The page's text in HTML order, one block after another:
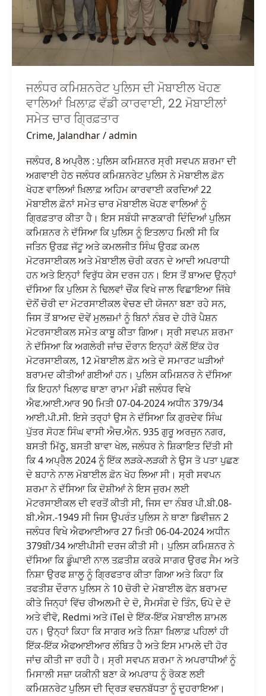
ਜਲੰਧਰ ਕਮਿਸ਼ਨਰੇਟ ਪੁਲਿਸ ਦੀ ਮੋਬਾਈਲ ਖੋਹਣ
ਵਾਲਿਆਂ ਖ਼ਿਲਾਫ਼ ਵੱਡੀ ਕਾਰਵਾਈ, 22 ਮੋਬਾਈਲਾਂ
ਸਮੇਤ ਚਾਰ ਗ੍ਰਿਫ਼ਤਾਰ
Crime, Jalandhar/admin
ਜਲੰਧਰ, 8 ਅਪ੍ਰੈਲ : ਪੁਲਿਸ ਕਮਿਸ਼ਨਰ ਸ੍ਰੀ ਸਵਪਨ ਸ਼ਰਮਾ ਦੀ
ਅਗਵਾਈ ਹੇਠ ਜਲੰਧਰ ਕਮਿਸ਼ਨਰੇਟ ਪੁਲਿਸ ਨੇ ਮੋਬਾਈਲ ਫ਼ੋਨ
ਖੋਹਣ ਵਾਲਿਆਂ ਖ਼ਿਲਾਫ਼ ਅਹਿਮ ਕਾਰਵਾਈ ਕਰਦਿਆਂ 22
ਮੋਬਾਈਲ ਫ਼ੋਨਾਂ ਸਮੇਤ ਚਾਰ ਮੋਬਾਈਲ ਖੋਹਣ ਵਾਲਿਆਂ ਨੂੰ
ਗ੍ਰਿਫ਼ਤਾਰ ਕੀਤਾ ਹੈ। ਇਸ ਸਬੰਧੀ ਜਾਣਕਾਰੀ ਦਿੰਦਿਆਂ ਪੁਲਿਸ
ਕਮਿਸ਼ਨਰ ਨੇ ਦੱਸਿਆ ਕਿ ਪੁਲਿਸ ਨੂੰ ਇਤਲਾਹ ਮਿਲੀ ਸੀ ਕਿ
ਜਤਿਨ ਉਰਫ਼ ਜੱਟੂ ਅਤੇ ਕਮਲਜੀਤ ਸਿੰਘ ਉਰਫ਼ ਕਮਲ
ਮੋਟਰਸਾਈਕਲ ਅਤੇ ਮੋਬਾਈਲ ਚੋਰੀ ਕਰਨ ਦੇ ਆਦੀ ਅਪਰਾਧੀ
ਹਨ ਅਤੇ ਇਨ੍ਹਾਂ ਵਿਰੁੱਧ ਕੇਸ ਦਰਜ ਹਨ। ਇਸ ਤੋਂ ਬਾਅਦ ਉਨ੍ਹਾਂ
ਦੱਸਿਆ ਕਿ ਪੁਲਿਸ ਨੇ ਢਿਲਵਾਂ ਚੌਂਕ ਵਿਖੇ ਜਾਲ ਵਿਛਾਇਆ ਜਿੱਥੇ
ਦੋਨੋਂ ਚੋਰੀ ਦਾ ਮੋਟਰਸਾਈਕਲ ਵੇਚਣ ਦੀ ਯੋਜਨਾ ਬਣਾ ਰਹੇ ਸਨ,
ਜਿਸ ਤੋਂ ਬਾਅਦ ਦੋਵੇਂ ਮੁਲਜ਼ਮਾਂ ਨੂੰ ਬਿਨਾਂ ਨੰਬਰ ਦੇ ਹੀਰੋ ਪੈਸ਼ਨ
ਮੋਟਰਸਾਈਕਲ ਸਮੇਤ ਕਾਬੂ ਕੀਤਾ ਗਿਆ। ਸ੍ਰੀ ਸਵਪਨ ਸ਼ਰਮਾ
ਨੇ ਦੱਸਿਆ ਕਿ ਅਗਲੇਰੀ ਜਾਂਚ ਦੌਰਾਨ ਇਨ੍ਹਾਂ ਕੋਲੋਂ ਇੱਕ ਹੋਰ
ਮੋਟਰਸਾਈਕਲ, 12 ਮੋਬਾਈਲ ਫ਼ੋਨ ਅਤੇ ਦੋ ਸਮਾਰਟ ਘੜੀਆਂ
ਬਰਾਮਦ ਕੀਤੀਆਂ ਗਈਆਂ ਹਨ। ਪੁਲਿਸ ਕਮਿਸ਼ਨਰ ਨੇ ਦੱਸਿਆ
ਕਿ ਇਹਨਾਂ ਖਿਲਾਫ ਥਾਣਾ ਰਾਮਾ ਮੰਡੀ ਜਲੰਧਰ ਵਿਖੇ
ਐਫ.ਆਈ.ਆਰ 90 ਮਿਤੀ 07-04-2024 ਅਧੀਨ 379/34
ਆਈ.ਪੀ.ਸੀ. ਇਸੇ ਤਰ੍ਹਾਂ ਉਸ ਨੇ ਦੱਸਿਆ ਕਿ ਗੁਰਦੇਵ ਸਿੰਘ
ਪੁੱਤਰ ਸੋਹਣ ਸਿੰਘ ਵਾਸੀ ਐਚ.ਐਨ. 935 ਗੁਰੂ ਅਰਜੁਨ ਨਗਰ,
ਬਸਤੀ ਮਿੱਠੂ, ਬਸਤੀ ਬਾਵਾ ਖੇਲ, ਜਲੰਧਰ ਨੇ ਸ਼ਿਕਾਇਤ ਦਿੱਤੀ ਸੀ
ਕਿ 4 ਅਪ੍ਰੈਲ 2024 ਨੂੰ ਇੱਕ ਲੜਕੇ-ਲੜਕੀ ਨੇ ਉਸ ਤੋ ਪਤਾ ਪੁਛਣ
ਦੇ ਬਹਾਨੇ ਨਾਲ ਮੋਬਾਈਲ ਫ਼ੋਨ ਖੋਹ ਲਿਆ ਸੀ। ਸ੍ਰੀ ਸਵਪਨ
ਸ਼ਰਮਾ ਨੇ ਦੱਸਿਆ ਕਿ ਦੋਸ਼ੀਆਂ ਨੇ ਇਸ ਜੁਰਮ ਲਈ
ਮੋਟਰਸਾਈਕਲ ਦੀ ਵਰਤੋਂ ਕੀਤੀ ਸੀ, ਜਿਸ ਦਾ ਨੰਬਰ ਪੀ.ਬੀ.08-
ਬੀ.ਐਸ.-1949 ਸੀ ਜਿਸ ਉਪਰੰਤ ਪੁਲਿਸ ਨੇ ਥਾਣਾ ਡਿਵੀਜ਼ਨ 2
ਜਲੰਧਰ ਵਿਖੇ ਐਫਆਈਆਰ 27 ਮਿਤੀ 06-04-2024 ਅਧੀਨ
379ਬੀ/34 ਆਈਪੀਸੀ ਦਰਜ ਕੀਤੀ ਸੀ। ਪੁਲਿਸ ਕਮਿਸ਼ਨਰ ਨੇ
ਦੱਸਿਆ ਕਿ ਡੂੰਘਾਈ ਨਾਲ ਤਫ਼ਤੀਸ਼ ਕਰਕੇ ਸਾਗਰ ਉਰਫ ਸੈਮ ਅਤੇ
ਨਿਸ਼ਾ ਉਰਫ ਸ਼ਾਲੂ ਨੂੰ ਗ੍ਰਿਫਤਾਰ ਕੀਤਾ ਗਿਆ ਅਤੇ ਕਿਹਾ ਕਿ
ਤਫਤੀਸ਼ ਦੌਰਾਨ ਪੁਲਿਸ ਨੇ 10 ਚੋਰੀ ਦੇ ਮੋਬਾਈਲ ਫੋਨ ਬਰਾਮਦ
ਕੀਤੇ ਜਿਨ੍ਹਾਂ ਵਿੱਚ ਰੀਅਲਮੀ ਦੇ ਦੋ, ਸੈਮਸੰਗ ਦੇ ਤਿੰਨ, ਓਪੋ ਦੇ ਦੋ
ਅਤੇ ਵੀਵੋ, Redmi ਅਤੇ iTel ਦੇ ਇੱਕ-ਇੱਕ ਮੋਬਾਈਲ ਸ਼ਾਮਲ
ਹਨ। ਉਨ੍ਹਾਂ ਕਿਹਾ ਕਿ ਸਾਗਰ ਅਤੇ ਨਿਸ਼ਾ ਖ਼ਿਲਾਫ਼ ਪਹਿਲਾਂ ਹੀ
ਇੱਕ-ਇੱਕ ਐਫਆਈਆਰ ਲੰਬਿਤ ਹੈ ਅਤੇ ਇਸ ਮਾਮਲੇ ਦੀ ਹੋਰ
ਜਾਂਚ ਕੀਤੀ ਜਾ ਰਹੀ ਹੈ। ਸ੍ਰੀ ਸਵਪਨ ਸ਼ਰਮਾ ਨੇ ਅਪਰਾਧੀਆਂ ਨੂੰ
ਮਿਸਾਲੀ ਸਜ਼ਾ ਯਕੀਨੀ ਬਣਾ ਕੇ ਅਪਰਾਧ ਨੂੰ ਰੋਕਣ ਲਈ
ਕਮਿਸ਼ਨਰੇਟ ਪੁਲਿਸ ਦੀ ਦ੍ਰਿੜ ਵਚਨਬੱਧਤਾ ਨੂੰ ਦੁਹਰਾਇਆ।
ਖ਼ਿਲਾਫ਼
ਵੱਡੀ
ਕਾਰਵਾਈ,
ਮੋਬਾਈਲਾਂ
ਸਮੇਤ
ਚਾਰ
ਗ੍ਰਿਫ਼ਤਾਰ